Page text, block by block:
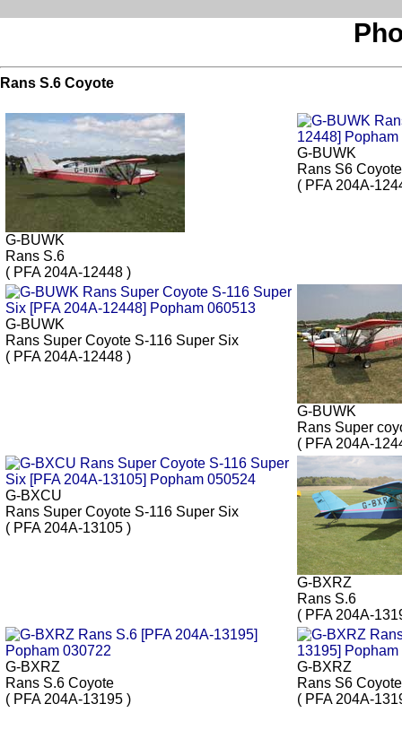
Rans S.6 Coyote
G-BUWK
Rans S.6
( PFA 204A-12448 )
G-BUWK
Rans S6 Coyote
( PFA 204A-
G-BUWK
Rans Super Coyote S-116 Super Six
( PFA 204A-12448 )
G-BUWK
Rans Super
( PFA 204A-
G-BXCU
Rans Super Coyote S-116 Super Six
( PFA 204A-13105 )
G-BXRZ
Rans S.6
( PFA 204A-
G-BXRZ
Rans S.6 Coyote
( PFA 204A-13195 )
G-BXRZ
Rans S6 Coyote
( PFA 204A-